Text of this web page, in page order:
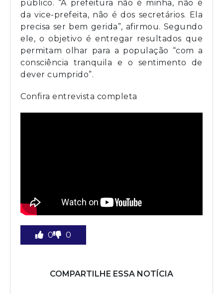
público. “A prefeitura não é minha, não é
da vice-prefeita, não é dos secretários. Ela
precisa ser bem gerida”, afirmou. Segundo
ele, o objetivo é entregar resultados que
permitam olhar para a população “com a
consciência tranquila e o sentimento de
dever cumprido”.
Confira entrevista completa
0 0
COMPARTILHE ESSA NOTÍCIA